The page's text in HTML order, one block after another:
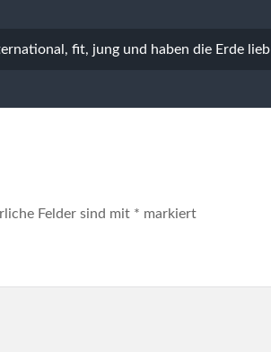
fit, jung und haben die Erde lieb
Felder sind mit * markiert